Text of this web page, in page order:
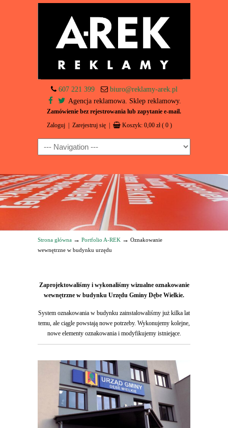
607 221 399
biuro@reklamy-arek.pl
Agencja reklamowa. Sklep reklamowy.
Zamówienie bez rejestrowania lub zapytanie e-mail.
Zaloguj Zarejestruj się Koszyk: 0,00 zł ( 0 )
Navigation
Strona główna → Portfolio A-REK → Oznakowanie
wewnętrzne w budynku urzędu
Zaprojektowaliśmy i wykonaliśmy wizualne oznakowanie
wewnętrzne w budynku Urzędu Gminy Dębe Wielkie.
System oznakowania w budynku zainstalowaliśmy już kilka lat
temu, ale ciągle powstają nowe potrzeby. Wykonujemy kolejne,
nowe elementy oznakowania i modyfikujemy istniejące.